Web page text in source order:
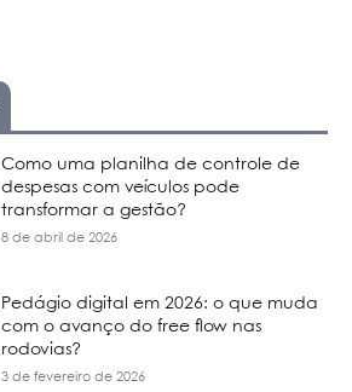
Como uma planilha de controle de
despesas com veículos pode
transformar a gestão?
8 de abril de 2026
Pedágio digital em 2026: o que muda
com o avanço do free flow nas
rodovias?
3 de fevereiro de 2026